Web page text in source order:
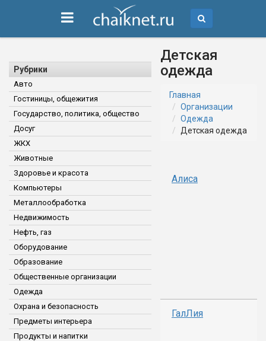
Рубрики
Авто
Гостиницы, общежития
Государство, политика, общество
Досуг
ЖКХ
Животные
Здоровье и красота
Компьютеры
Металлообработка
Недвижимость
Нефть, газ
Оборудование
Образование
Общественные организации
Одежда
Охрана и безопасность
Предметы интерьера
Продукты и напитки
Детская
одежда
Главная
Организации
Одежда
Детская одежда
Алиса
ГалЛия